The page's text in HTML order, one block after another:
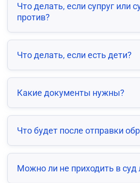
Что делать, если супруг или
против?
Что делать, если есть дети?
Какие документы нужны?
Что будет после отправки
Можно ли не приходить в суд